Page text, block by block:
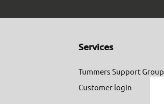
Services
Tummers Support Group
Customer login